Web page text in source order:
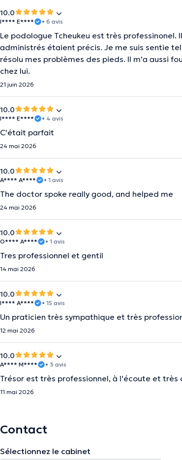
10.0
I**** E**** • 6 avis
Le podologue Tcheukeu est très professinonel.
administrés étaient précis. Je me suis sentie
résolu mes problèmes des pieds. Il m'a aussi
chez lui.
21 juin 2026
10.0
I**** E**** • 4 avis
C'était parfait
24 mai 2026
10.0
A**** A**** • 1 avis
The doctor spoke really good, and helped me
24 mai 2026
10.0
O**** A**** • 1 avis
Tres professionnel et gentil
14 mai 2026
10.0
I**** A**** • 15 avis
Un praticien très sympathique et très
12 mai 2026
10.0
A**** M**** • 3 avis
Trésor est très professionnel, à l'écoute et
11 mai 2026
Contact
Sélectionnez le cabinet